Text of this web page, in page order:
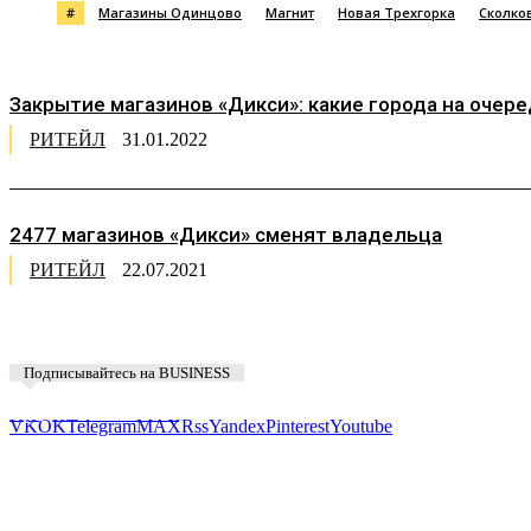
# Магазины Одинцово Магнит Новая Трехгорка
Закрытие магазинов «Дикси»: какие города на
РИТЕЙЛ 31.01.2022
2477 магазинов «Дикси» сменят владельца
РИТЕЙЛ 22.07.2021
Подписывайтесь на BUSINESS
VKOKTelegramMAXRssYandexPinterestYoutube